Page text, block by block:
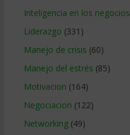
Inteligencia en los negocios
Liderazgo (331)
Manejo de crisis (60)
Manejo del estrés (85)
Motivacion (164)
Negociacion (122)
Networking(49)